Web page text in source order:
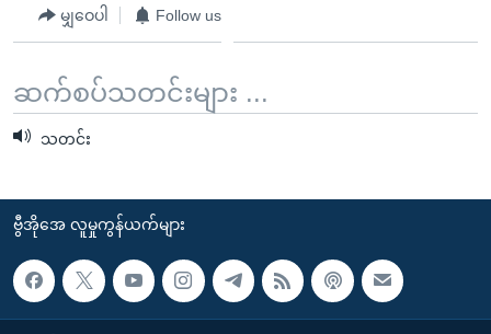
မျှဝေပါ Follow us
ဆက်စပ်သတင်းများ ...
သတင်း
ဗွီအိုအေ လူမှုကွန်ယက်များ